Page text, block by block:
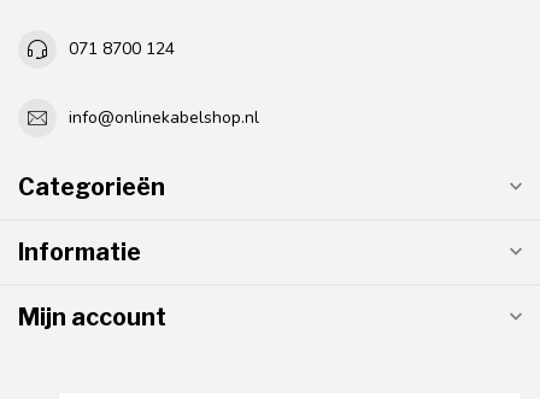
071 8700 124
info@onlinekabelshop.nl
Categorieën
Informatie
Mijn account